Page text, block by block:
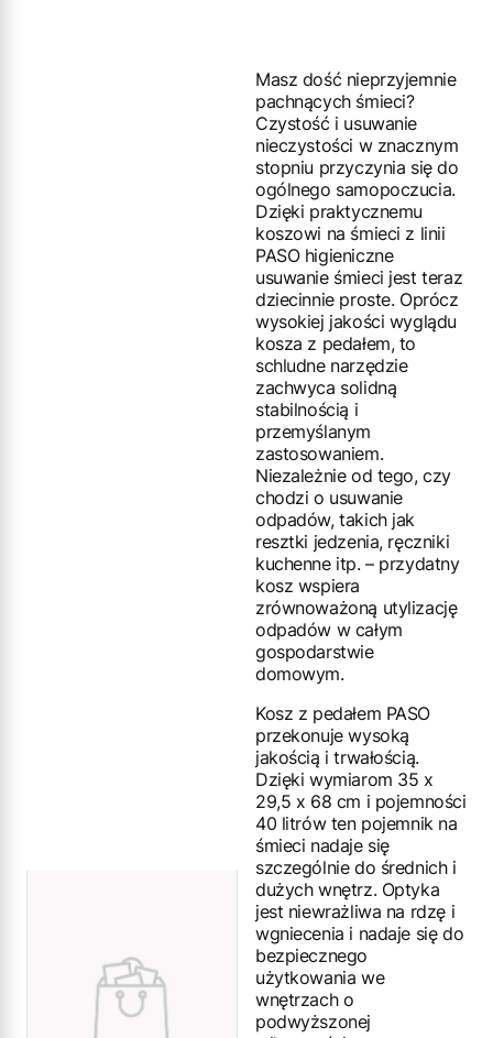
Masz dość nieprzyjemnie
pachnących śmieci?
Czystość i usuwanie
nieczystości w znacznym
stopniu przyczynia się do
ogólnego samopoczucia.
Dzięki praktycznemu
koszowi na śmieci z linii
PASO higieniczne
usuwanie śmieci jest teraz
dziecinnie proste. Oprócz
wysokiej jakości wyglądu
kosza z pedałem, to
schludne narzędzie
zachwyca solidną
stabilnością i
przemyślanym
zastosowaniem.
Niezależnie od tego, czy
chodzi o usuwanie
odpadów, takich jak
resztki jedzenia, ręczniki
kuchenne itp. – przydatny
kosz wspiera
zrównoważoną utylizację
odpadów w całym
gospodarstwie
domowym.
Kosz z pedałem PASO
przekonuje wysoką
jakością i trwałością.
Dzięki wymiarom 35 x
29,5 x 68 cm i pojemności
40 litrów ten pojemnik na
śmieci nadaje się
szczególnie do średnich i
dużych wnętrz. Optyka
jest niewrażliwa na rdzę i
wgniecenia i nadaje się do
bezpiecznego
użytkowania we
wnętrzach o
podwyższonej